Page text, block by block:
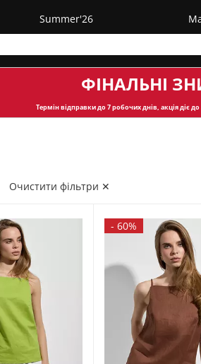
Summer'26
ФІНАЛЬНІ
Термін відправкидо 7 робочих днів, акція діє
Очистити фільтри ✕
-60%